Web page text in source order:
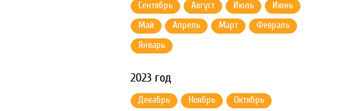
Сентябрь
Август Июль
Июнь
Май
Апрель Март
Февраль
Январь
2023 год
Декабрь Ноябрь
Октябрь